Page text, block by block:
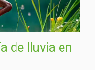
de lluvia en